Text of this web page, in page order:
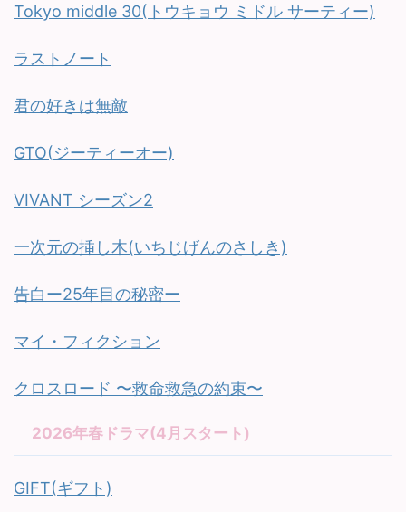
Tokyo middle 30(トウキョウ ミドル サーティー)
ラストノート
君の好きは無敵
GTO(ジーティーオー)
VIVANT シーズン2
一次元の挿し木(いちじげんのさしき)
告白ー25年目の秘密ー
マイ・フィクション
クロスロード 〜救命救急の約束〜
2026年春ドラマ(4月スタート)
GIFT(ギフト)